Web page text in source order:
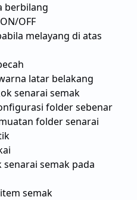
berbilang
OFF
melayang di atas
latar belakang
senarai semak
folder sebenar
folder senarai
semak pada
semak